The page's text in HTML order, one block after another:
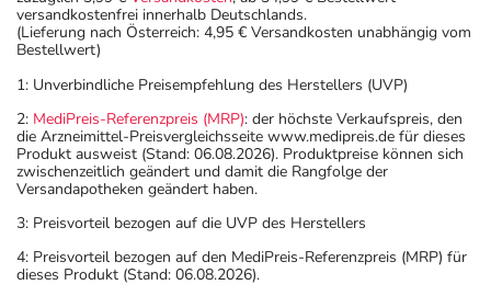
versandkostenfrei innerhalb Deutschlands.
(Lieferung nach Österreich: 4,95 € Versandkosten unabhängig vom
Bestellwert)
1: Unverbindliche Preisempfehlung des Herstellers (UVP)
2: MediPreis-Referenzpreis (MRP): der höchste Verkaufspreis, den
die Arzneimittel-Preisvergleichsseite www.medipreis.de für dieses
Produkt ausweist (Stand: 06.08.2026). Produktpreise können sich
zwischenzeitlich geändert und damit die Rangfolge der
Versandapotheken geändert haben.
3: Preisvorteil bezogen auf die UVP des Herstellers
4: Preisvorteil bezogen auf den MediPreis-Referenzpreis (MRP) für
dieses Produkt (Stand: 06.08.2026).